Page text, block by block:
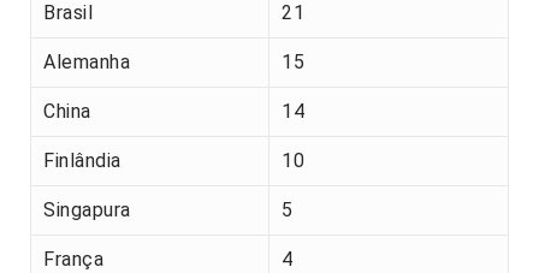
Brasil 21
Alemanha 15
China 14
Finlândia 10
Singapura 5
França 4